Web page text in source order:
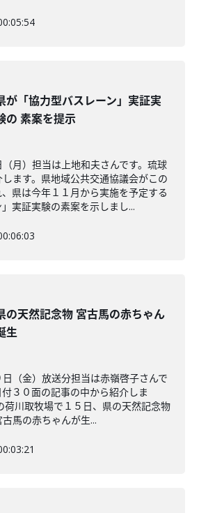
が「協力型バスレーン」実証実
の 素案を提示
月）担当は上地和夫さんです。琉球
ます。県地域公共交通協議会がこの
県は今年１１月から実施を予定する
」実証実験の素案を示しまし...
の天然記念物 宮古馬の赤ちゃん
生
（金）放送分担当は赤嶺啓子さんで
３０面の記事の中から紹介しま
荷川取牧場で１５日、県の天然記念物
馬の赤ちゃんが生...